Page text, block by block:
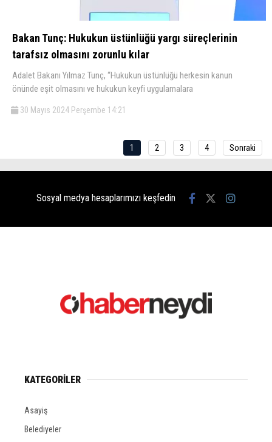
Bakan Tunç: Hukukun üstünlüğü yargı süreçlerinin
tarafsız olmasını zorunlu kılar
Adalet Bakanı Yılmaz Tunç, “Hukukun üstünlüğü herkesin kanun
önünde eşit olmasını ve hukukun keyfi uygulamalara
30 Mayıs 2024 Perşembe 14:21
1 2 3 4 Sonraki
Sosyal medya hesaplarımızı keşfedin
KATEGORİLER
Asayiş
Belediyeler